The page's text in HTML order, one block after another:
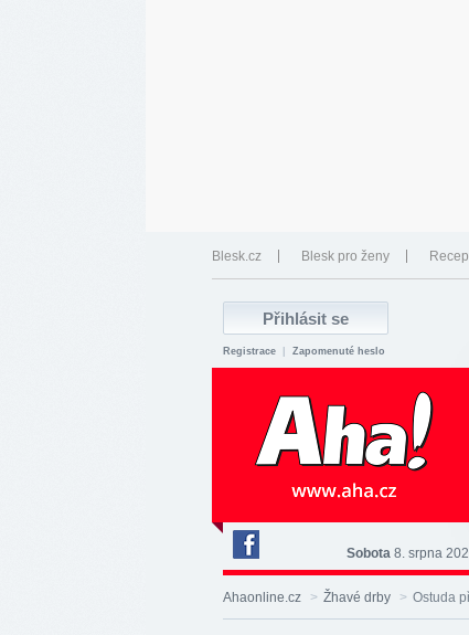
Blesk.cz Blesk pro ženy
Registrace Zapomenuté heslo
Deník
Aha!
na
Sobota 8. srpna
Ahaonline.cz > Žhavé drby > Ostuda